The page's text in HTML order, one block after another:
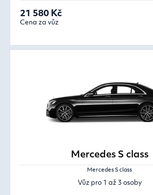
21 580 Kč
Cena za vůz
Mercedes S class
Mercedes S class
Vůz pro 1 až 3 osoby